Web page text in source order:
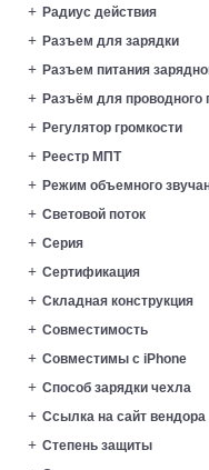
Радиус действия
Разъем для зарядки
Разъем питания
Разъём для проводного
Регулятор громкости
Реестр МПТ
Режим объемного
Световой поток
Серия
Сертификация
Складная конструкция
Совместимость
Совместимы с iPhone
Способ зарядки чехла
Ссылка на сайт вендора
Степень защиты